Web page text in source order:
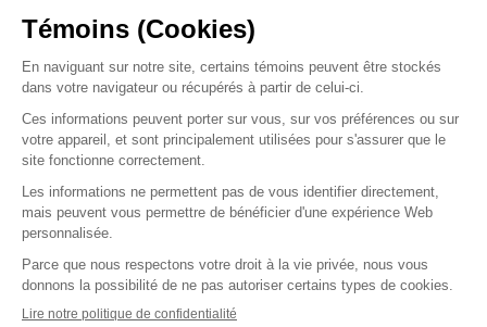
Tarification
Contact
contact@victrix.ca
+1 514-879-1919
Suivez-nous sur :